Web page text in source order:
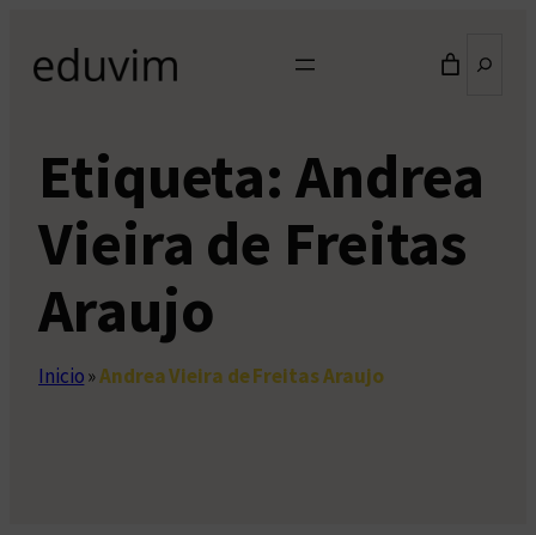
contenido
Etiqueta: Andrea
Vieira de Freitas
Araujo
Inicio»Andrea Vieira de Freitas Araujo